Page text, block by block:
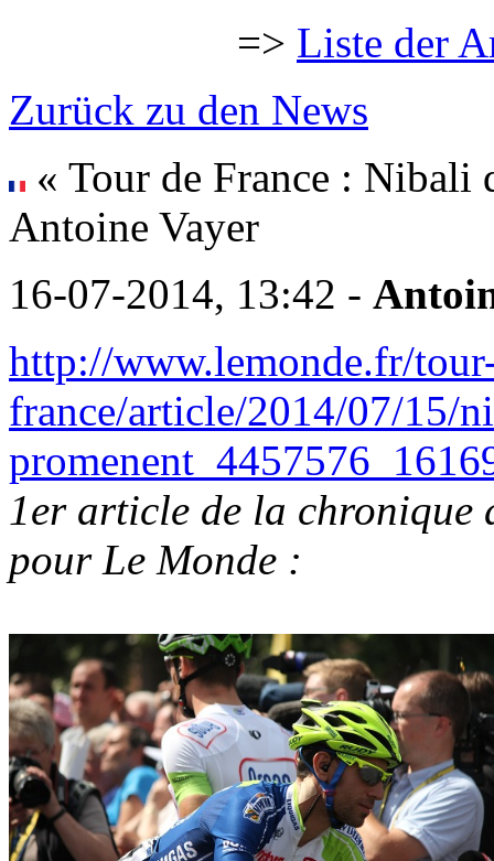
=> Liste der
Zurück zu den News
« Tour de France : Nibali
Antoine Vayer
16-07-2014, 13:42 -
http://www.lemonde.fr/
france/article/2014/07/15/
1er article de la chronique
pour Le Monde :